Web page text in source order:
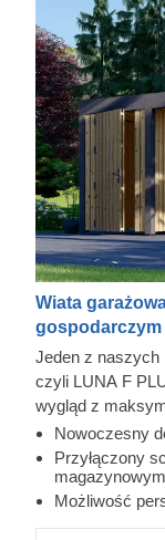
Wiata
gospodarczym
Jeden z naszych
czyli LUNA F
wygląd z
przylega
oddzielnymi
Przestronna
zapewnia
skutecznie
Nowoczesny
Przyłączony
Możliwość